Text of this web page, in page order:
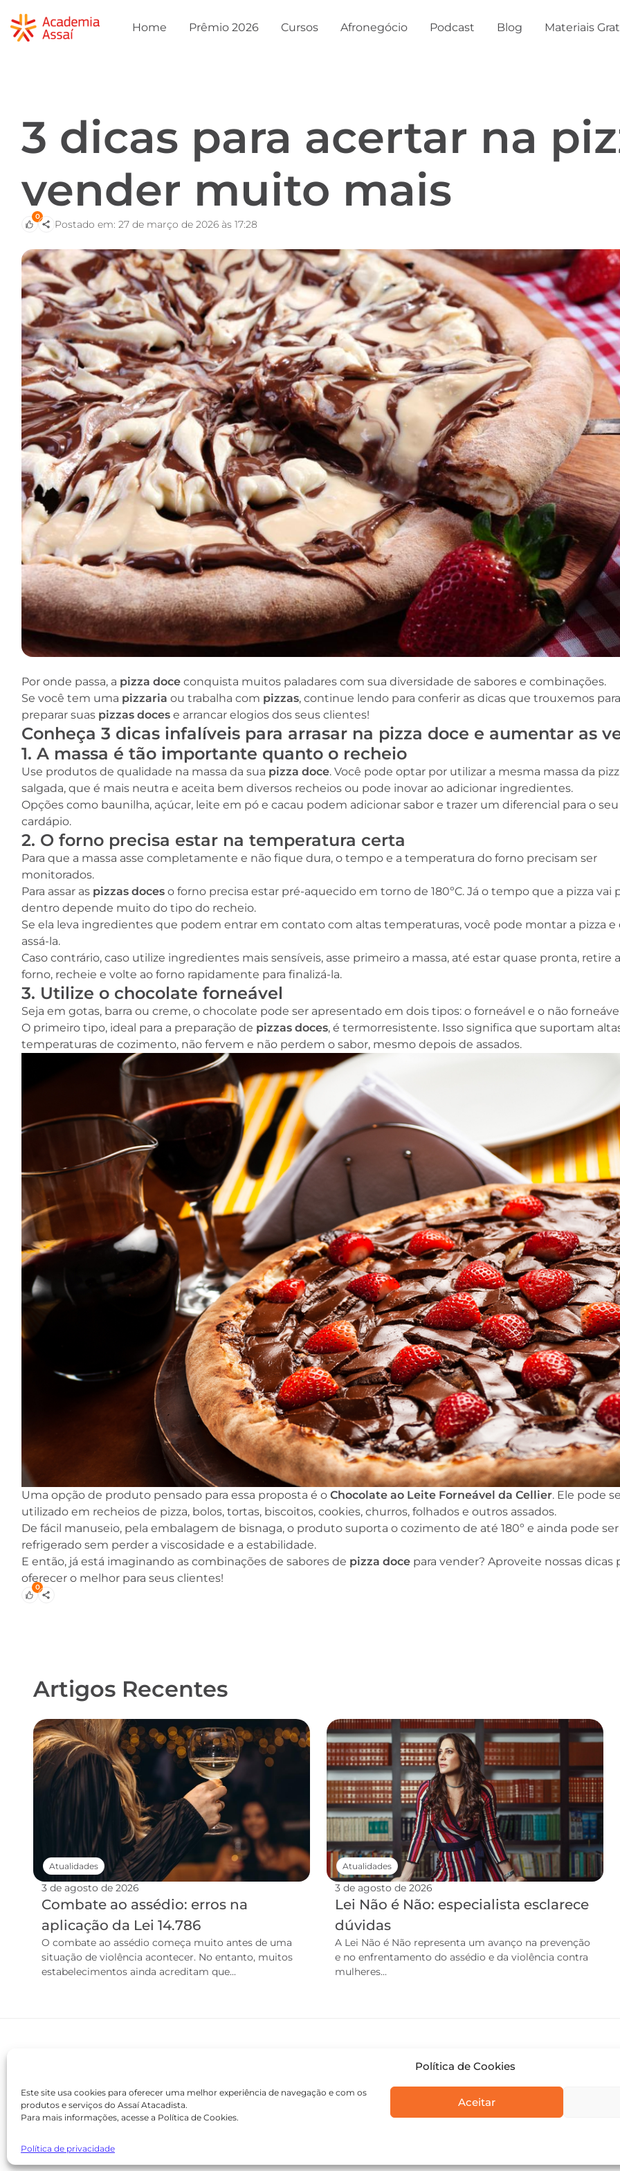
Política de Cookies
Este site usa cookies para oferecer uma melhor experiência de navegação e com os
produtos e serviços do Assaí Atacadista.
Para mais informações, acesse a Política de Cookies.
Aceitar
Política de privacidade
Home Prêmio 2026 Cursos Afronegócio Podcast Blog Materiais
3 dicas para acertar na
vender muito mais
0
Postado em: 27 de março de 2026 às 17:28
Por onde passa, a pizza doce conquista muitos paladares com sua diversidade de sabores e combinações.
Se você tem uma pizzaria ou trabalha com pizzas, continue lendo para conferir as dicas que trouxemos
preparar suas pizzas doces e arrancar elogios dos seus clientes!
Conheça 3 dicas infalíveis para arrasar na pizza doce e aumentar as
1. A massa é tão importante quanto o recheio
Use produtos de qualidade na massa da sua pizza doce. Você pode optar por utilizar a mesma massa da
salgada, que é mais neutra e aceita bem diversos recheios ou pode inovar ao adicionar ingredientes.
Opções como baunilha, açúcar, leite em pó e cacau podem adicionar sabor e trazer um diferencial para o seu
cardápio.
2. O forno precisa estar na temperatura certa
Para que a massa asse completamente e não fique dura, o tempo e a temperatura do forno precisam ser
monitorados.
Para assar as pizzas doces o forno precisa estar pré-aquecido em torno de 180ºC. Já o tempo que a pizza vai
dentro depende muito do tipo do recheio.
Se ela leva ingredientes que podem entrar em contato com altas temperaturas, você pode montar a pizza e
assá-la.
Caso contrário, caso utilize ingredientes mais sensíveis, asse primeiro a massa, até estar quase pronta, retire
forno, recheie e volte ao forno rapidamente para finalizá-la.
3. Utilize o chocolate forneável
Seja em gotas, barra ou creme, o chocolate pode ser apresentado em dois tipos: o forneável e o não
O primeiro tipo, ideal para a preparação de pizzas doces, é termorresistente. Isso significa que suportam
temperaturas de cozimento, não fervem e não perdem o sabor, mesmo depois de assados.
Uma opção de produto pensado para essa proposta é o Chocolate ao Leite Forneável da Cellier. Ele pode
utilizado em recheios de pizza, bolos, tortas, biscoitos, cookies, churros, folhados e outros assados.
De fácil manuseio, pela embalagem de bisnaga, o produto suporta o cozimento de até 180º e ainda pode ser
refrigerado sem perder a viscosidade e a estabilidade.
E então, já está imaginando as combinações de sabores de pizza doce para vender? Aproveite nossas dicas
oferecer o melhor para seus clientes!
0
certificado: Manipulação
Alimentos
Atualidades
Artigos Recentes
3 de agosto de 2026
Combate ao assédio: erros na
aplicação da Lei 14.786
O combate ao assédio começa muito antes de uma
situação de violência acontecer. No entanto, muitos
estabelecimentos ainda acreditam que...
Atualidades
3 de agosto de 2026
Lei Não é Não: especialista esclarece
dúvidas
A Lei Não é Não representa um avanço na prevenção
e no enfrentamento do assédio e da violência contra
mulheres...
Atualidades
contato@academiaassai.com.br